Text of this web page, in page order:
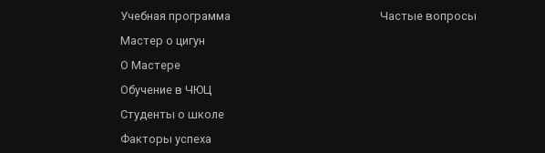
Учебная программа
Мастер о цигун
О Мастере
Обучение в ЧЮЦ
Студенты о школе
Факторы успеха
Частые вопросы